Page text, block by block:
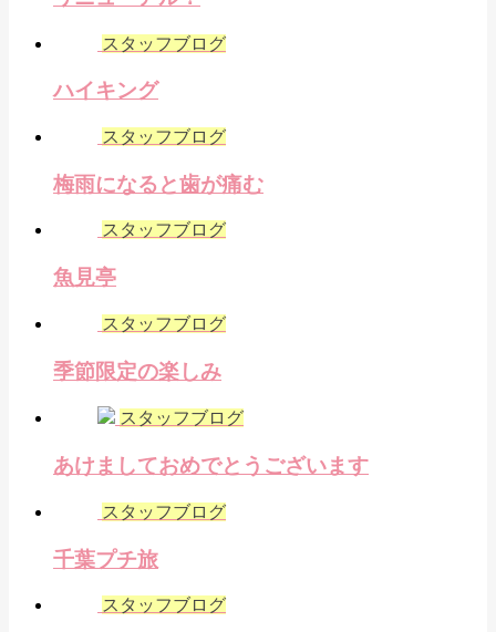
スタッフブログ
ハイキング
スタッフブログ
梅雨になると歯が痛む
スタッフブログ
魚見亭
スタッフブログ
季節限定の楽しみ
スタッフブログ
あけましておめでとうございます
スタッフブログ
千葉プチ旅
スタッフブログ